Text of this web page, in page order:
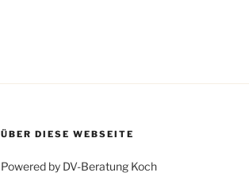
ÜBER DIESE WEBSEITE
Powered by DV-Beratung Koch